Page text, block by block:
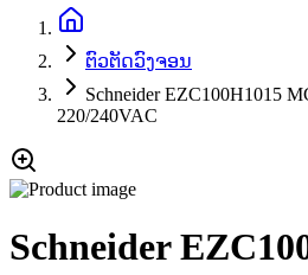
ຕົວຕັດວົງຈອນ
Schneider EZC100H1015
220/240VAC
Schneider